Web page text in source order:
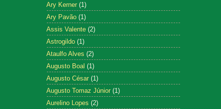
Ary Kerner (1)
Ary Pavão (1)
Assis Valente (2)
Astrogildo (1)
Ataulfo Alves (2)
Augusto Boal (1)
Augusto César (1)
Augusto Tomaz Júnior (1)
Aurelino Lopes (2)